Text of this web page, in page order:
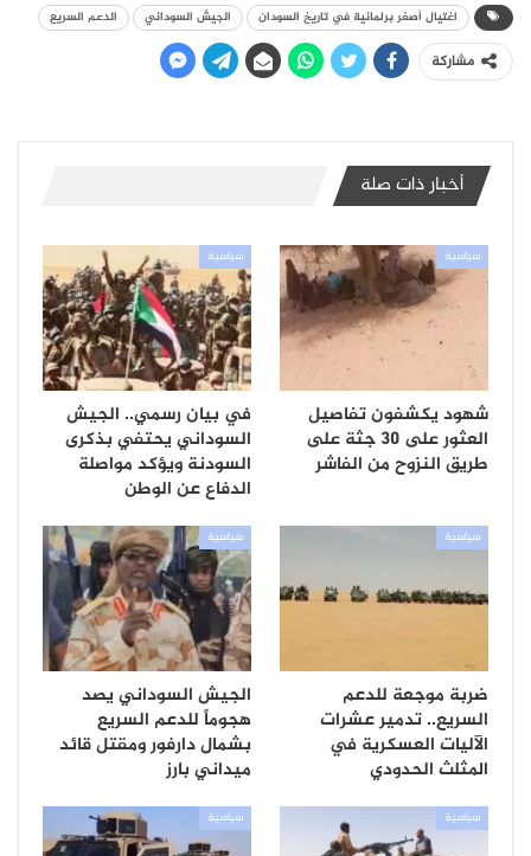
اغتيال أصغر برلمانية في تاريخ السودان الجيش السوداني الدعم السريع
مشاركة
أخبار ذات صلة
سياسية
شهود يكشفون تفاصيل
العثور على 30 جثة على
طريق النزوح من الفاشر
سياسية
في بيان رسمي.. الجيش
السوداني يحتفي بذكرى
السودنة ويؤكد مواصلة
الدفاع عن الوطن
سياسية
ضربة موجعة للدعم
السريع.. تدمير عشرات
الآليات العسكرية في
المثلث الحدودي
سياسية
الجيش السوداني يصد
هجوماً للدعم السريع
بشمال دارفور ومقتل قائد
ميداني بارز
سياسية سياسية